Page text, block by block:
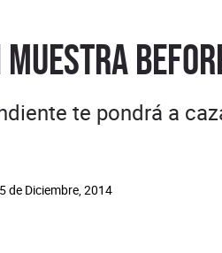
muestra
5 de Diciembre, 2014
te pondrá a